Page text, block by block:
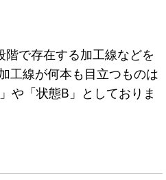
で存在する加工線などを
工線が何本も目立つものは
や「状態B」としておりま